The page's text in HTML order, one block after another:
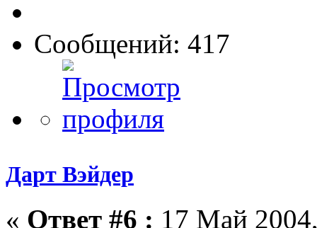
Сообщений: 417
Дарт Вэйдер
« Ответ #6 : 17 Май